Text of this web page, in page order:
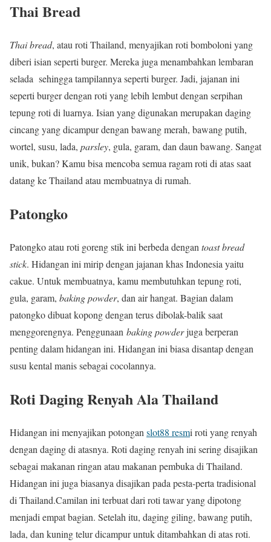
Thai Bread
Thai bread, atau roti Thailand, menyajikan roti bomboloni yang
diberi isian seperti burger. Mereka juga menambahkan lembaran
selada sehingga tampilannya seperti burger. Jadi, jajanan ini
seperti burger dengan roti yang lebih lembut dengan serpihan
tepung roti di luarnya. Isian yang digunakan merupakan daging
cincang yang dicampur dengan bawang merah, bawang putih,
wortel, susu, lada, parsley, gula, garam, dan daun bawang. Sangat
unik, bukan? Kamu bisa mencoba semua ragam roti di atas saat
datang ke Thailand atau membuatnya di rumah.
Patongko
Patongko atau roti goreng stik ini berbeda dengan toast bread
stick. Hidangan ini mirip dengan jajanan khas Indonesia yaitu
cakue. Untuk membuatnya, kamu membutuhkan tepung roti,
gula, garam, baking powder, dan air hangat. Bagian dalam
patongko dibuat kopong dengan terus dibolak-balik saat
menggorengnya. Penggunaan baking powderjuga berperan
penting dalam hidangan ini. Hidangan ini biasa disantap dengan
susu kental manis sebagai cocolannya.
Roti Daging Renyah Ala Thailand
Hidangan ini menyajikan potongan slot88 resmi roti yang renyah
dengan daging di atasnya. Roti daging renyah ini sering disajikan
sebagai makanan ringan atau makanan pembuka di Thailand.
Hidangan ini juga biasanya disajikan pada pesta-perta tradisional
di Thailand.Camilan ini terbuat dari roti tawar yang dipotong
menjadi empat bagian. Setelah itu, daging giling, bawang putih,
lada, dan kuning telur dicampur untuk ditambahkan di atas roti.